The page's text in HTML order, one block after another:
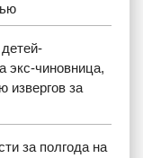
экс-чиновница,
извергов за
за полгода на